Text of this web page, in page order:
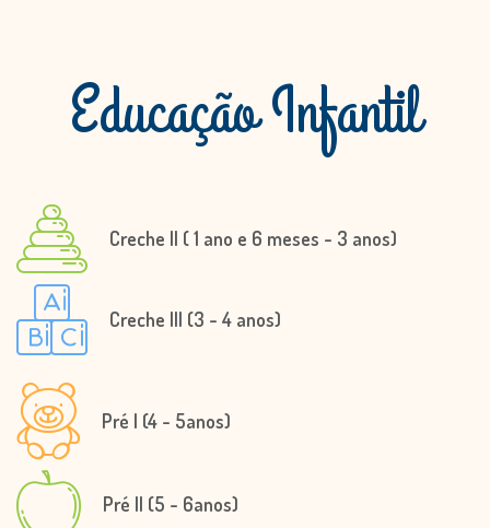
Educação Infantil
Creche II ( 1 ano e 6 meses - 3 anos)
Creche III (3 - 4 anos)
Pré I (4 - 5anos)
Pré II (5 - 6anos)